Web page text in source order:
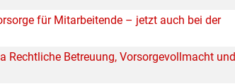
für Mitarbeitende – jetzt auch bei der
Betreuung, Vorsorgevollmacht und